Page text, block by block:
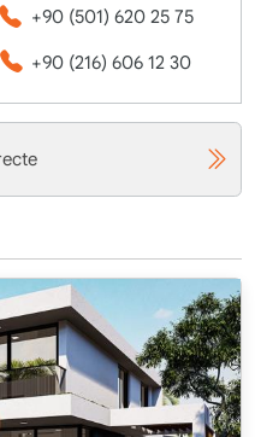
+90 (501) 620 25 75
+90 (216) 606 12 30